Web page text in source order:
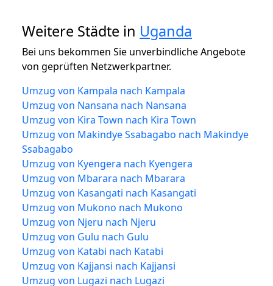
Weitere Städte in Uganda
Bei uns bekommen Sie unverbindliche Angebote
von geprüften Netzwerkpartner.
Umzug von Kampala nach Kampala
Umzug von Nansana nach Nansana
Umzug von Kira Town nach Kira Town
Umzug von Makindye Ssabagabo nach Makindye
Ssabagabo
Umzug von Kyengera nach Kyengera
Umzug von Mbarara nach Mbarara
Umzug von Kasangati nach Kasangati
Umzug von Mukono nach Mukono
Umzug von Njeru nach Njeru
Umzug von Gulu nach Gulu
Umzug von Katabi nach Katabi
Umzug von Kajjansi nach Kajjansi
Umzug von Lugazi nach Lugazi